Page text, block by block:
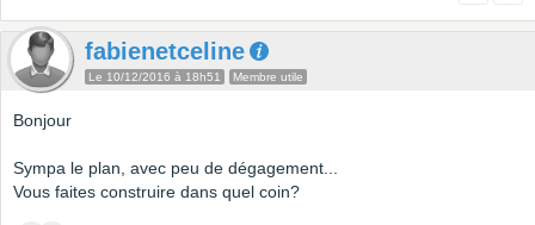
fabienetceline
Le 10/12/2016 à 18h51 Membre utile
Bonjour
Sympa le plan, avec peu de dégagement...
Vous faites construire dans quel coin?